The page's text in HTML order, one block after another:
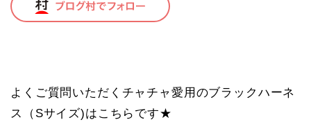
よくご質問いただくチャチャ愛用のブラックハーネ
ス（Sサイズ)はこちらです★